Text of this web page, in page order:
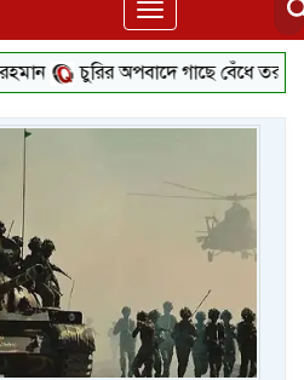
Toggle
navigation
চুরির অপবাদে গাছে বেঁধে তরুণীকে মারধর,